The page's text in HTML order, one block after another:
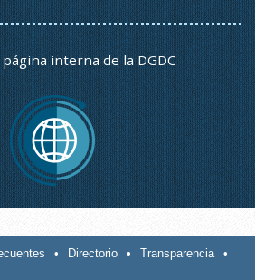
página interna de la DGDC
• Directorio • Transparencia •